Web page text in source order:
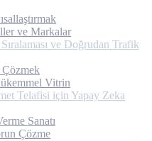
ve Markalar
ve Doğrudan Trafik
Çözmek
Vitrin
Telafisi için Yapay Zeka
Sanatı
Çözme